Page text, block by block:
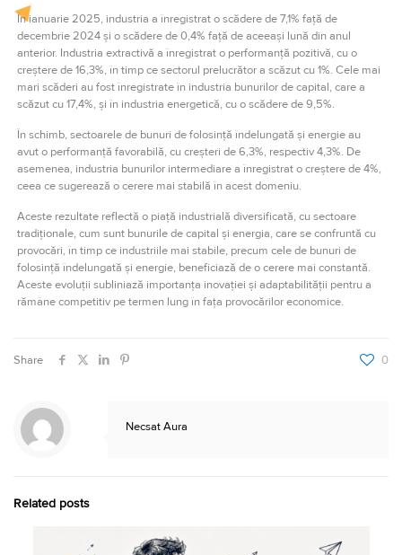
În ianuarie 2025, industria a înregistrat o scădere de 7,1% față de
decembrie 2024 și o scădere de 0,4% față de aceeași lună din anul
anterior. Industria extractivă a înregistrat o performanță pozitivă, cu o
creștere de 16,3%, în timp ce sectorul prelucrător a scăzut cu 1%. Cele mai
mari scăderi au fost înregistrate în industria bunurilor de capital, care a
scăzut cu 17,4%, și în industria energetică, cu o scădere de 9,5%.
În schimb, sectoarele de bunuri de folosință îndelungată și energie au
avut o performanță favorabilă, cu creșteri de 6,3%, respectiv 4,3%. De
asemenea, industria bunurilor intermediare a înregistrat o creștere de 4%,
ceea ce sugerează o cerere mai stabilă în acest domeniu.
Aceste rezultate reflectă o piață industrială diversificată, cu sectoare
tradiționale, cum sunt bunurile de capital și energia, care se confruntă cu
provocări, în timp ce industriile mai stabile, precum cele de bunuri de
folosință îndelungată și energie, beneficiază de o cerere mai constantă.
Aceste evoluții subliniază importanța inovației și adaptabilității pentru a
rămâne competitiv pe termen lung în fața provocărilor economice.
Share 0
Necsat Aura
Related posts